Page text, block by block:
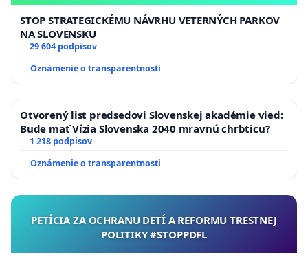
STOP STRATEGICKÉMU NÁVRHU VETERNÝCH PARKOV
NA SLOVENSKU
29 604 podpisov
Oznámenie o transparentnosti
Otvorený list predsedovi Slovenskej akadémie vied:
Bude mať Vízia Slovenska 2040 mravnú chrbticu?
1 218 podpisov
Oznámenie o transparentnosti
PETÍCIA ZA OCHRANU DETÍ A REFORMU TRESTNEJ
POLITIKY #STOPPDFL